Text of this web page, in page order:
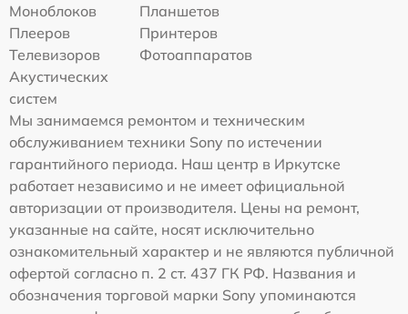
Моноблоков
Планшетов
Плееров
Принтеров
Телевизоров
Фотоаппаратов
Акустических
систем
Мы занимаемся ремонтом и техническим
обслуживанием техники Sony по истечении
гарантийного периода. Наш центр в Иркутске
работает независимо и не имеет официальной
авторизации от производителя. Цены на ремонт,
указанные на сайте, носят исключительно
ознакомительный характер и не являются публичной
офертой согласно п. 2 ст. 437 ГК РФ. Названия и
обозначения торговой марки Sony упоминаются